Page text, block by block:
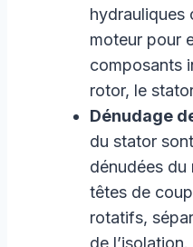
hydrauliques
moteur pour
composants
rotor, le
Dénudage
du stator
dénudées du
têtes de
rotatifs,
de l’isolation.